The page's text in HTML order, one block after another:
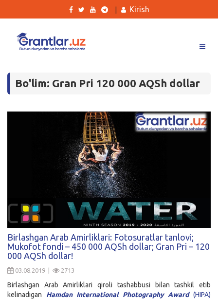
Tanlovlar
Qidirish
Kirish
Kirish
Bo'lim: Gran Pri 120 000 AQSh dollar
Birlashgan Arab Amirliklari: Fotosuratlar tanlovi;
Mukofot fondi – 450 000 AQSh dollar; Gran Pri – 120
000 AQSh dollar!
03.08.2019 | 2713
Birlashgan Arab Amirliklari qiroli tashabbusi bilan tashkil etib
kelinadigan Hamdan International Photography Award(HIPA)